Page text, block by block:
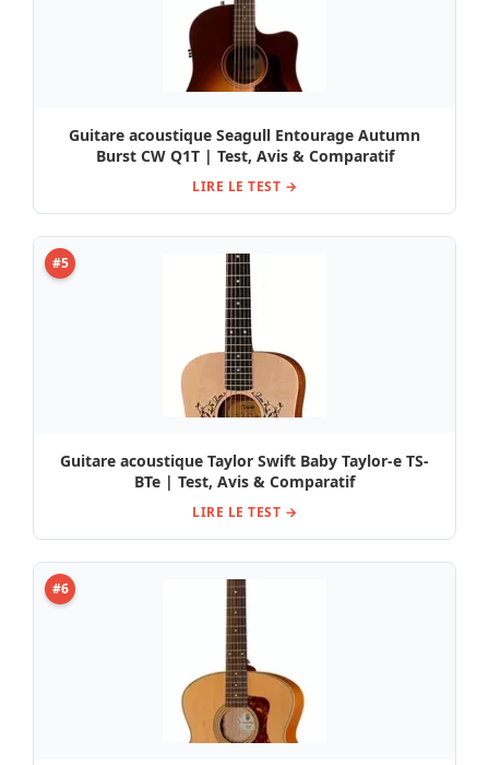
Guitare acoustique Seagull Entourage Autumn
Burst CW Q1T | Test, Avis & Comparatif
LIRE LE TEST →
#5
Guitare acoustique Taylor Swift Baby Taylor-e TS-
BTe | Test, Avis & Comparatif
LIRE LE TEST →
#6